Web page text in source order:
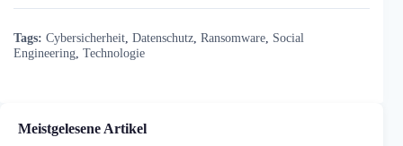
Tags: Cybersicherheit Datenschutz Ransomware Social
Engineering Technologie
Meistgelesene Artikel